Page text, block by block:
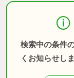
検索中の条件
くお知らせし